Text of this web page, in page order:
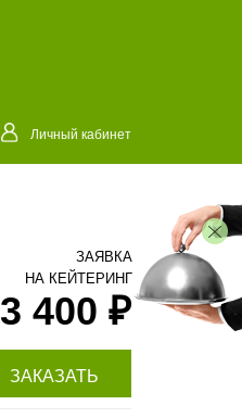
Личный кабинет
3 400 ₽
ЗАКАЗАТЬ
ЗАЯВКА
НА КЕЙТЕРИНГ